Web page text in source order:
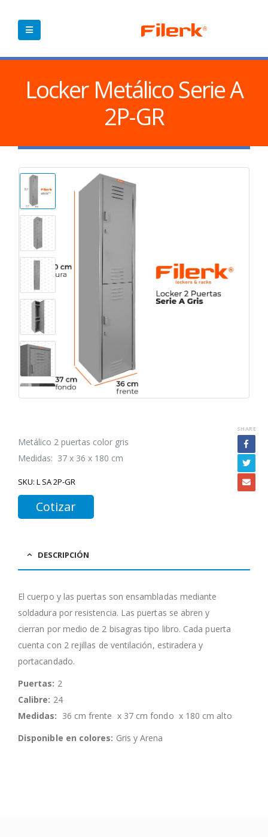
Locker Metálico Serie A
2P-GR
Metálico 2 puertas color gris
Medidas: 37 x 36 x 180 cm
SKU: L SA 2P-GR
Cotizar
SHARE
DESCRIPCIÓN
El cuerpo y las puertas son ensambladas mediante
soldadura por resistencia. Las puertas se abren y
cierran por medio de 2 bisagras tipo libro. Cada puerta
cuenta con 2 rejillas de ventilación, estiradera y
portacandado.
Puertas: 2
Calibre: 24
Medidas: 36 cm frente x 37 cm fondo x 180 cm alto
Disponible en colores: Gris y Arena